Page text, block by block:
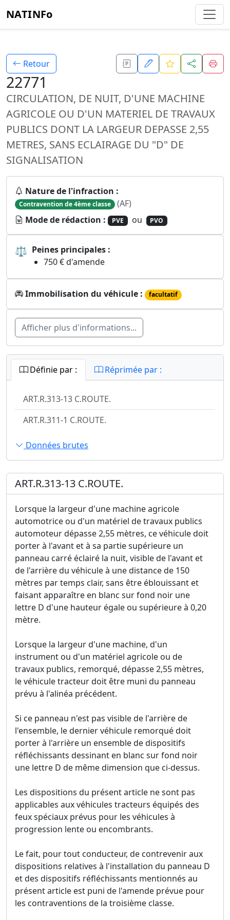
NATINFo
Retour
22771
CIRCULATION, DE NUIT, D'UNE MACHINE
AGRICOLE OU D'UN MATERIEL DE TRAVAUX
PUBLICS DONT LA LARGEUR DEPASSE 2,55
METRES, SANS ECLAIRAGE DU "D" DE
SIGNALISATION
Nature de l'infraction :
Contravention de 4ème classe (AF)
Mode de rédaction :
PVE ou PVO
⚖ Peines principales :
750 € d'amende
Immobilisation du véhicule : facultatif
Afficher plus d'informations...
Définie par : Réprimée par :
ART.R.313-13 C.ROUTE.
ART.R.311-1 C.ROUTE.
Données brutes
ART.R.313-13 C.ROUTE.
Lorsque la largeur d'une machine agricole
automotrice ou d'un matériel de travaux publics
automoteur dépasse 2,55 mètres, ce véhicule doit
porter à l'avant et à sa partie supérieure un
panneau carré éclairé la nuit, visible de l'avant et
de l'arrière du véhicule à une distance de 150
mètres par temps clair, sans être éblouissant et
faisant apparaître en blanc sur fond noir une
lettre D d'une hauteur égale ou supérieure à 0,20
mètre.
Lorsque la largeur d'une machine, d'un
instrument ou d'un matériel agricole ou de
travaux publics, remorqué, dépasse 2,55 mètres,
le véhicule tracteur doit être muni du panneau
prévu à l'alinéa précédent.
Si ce panneau n'est pas visible de l'arrière de
l'ensemble, le dernier véhicule remorqué doit
porter à l'arrière un ensemble de dispositifs
réfléchissants dessinant en blanc sur fond noir
une lettre D de même dimension que ci-dessus.
Les dispositions du présent article ne sont pas
applicables aux véhicules tracteurs équipés des
feux spéciaux prévus pour les véhicules à
progression lente ou encombrants.
Le fait, pour tout conducteur, de contrevenir aux
dispositions relatives à l'installation du panneau D
et des dispositifs réfléchissants mentionnés au
présent article est puni de l'amende prévue pour
les contraventions de la troisième classe.